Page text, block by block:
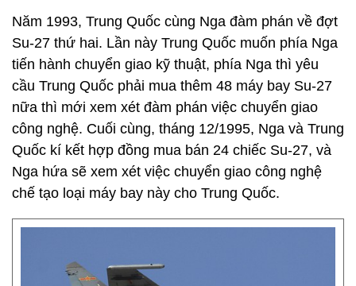
Năm 1993, Trung Quốc cùng Nga đàm phán về đợt
Su-27 thứ hai. Lần này Trung Quốc muốn phía Nga
tiến hành chuyển giao kỹ thuật, phía Nga thì yêu
cầu Trung Quốc phải mua thêm 48 máy bay Su-27
nữa thì mới xem xét đàm phán việc chuyển giao
công nghệ. Cuối cùng, tháng 12/1995, Nga và Trung
Quốc kí kết hợp đồng mua bán 24 chiếc Su-27, và
Nga hứa sẽ xem xét việc chuyển giao công nghệ
chế tạo loại máy bay này cho Trung Quốc.